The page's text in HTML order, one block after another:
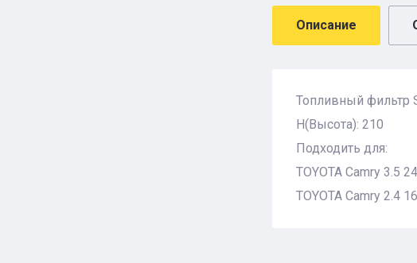
Описание
Топливный фильтр
H(Высота): 210
Подходить для:
TOYOTA Camry 3.5
TOYOTA Camry 2.4